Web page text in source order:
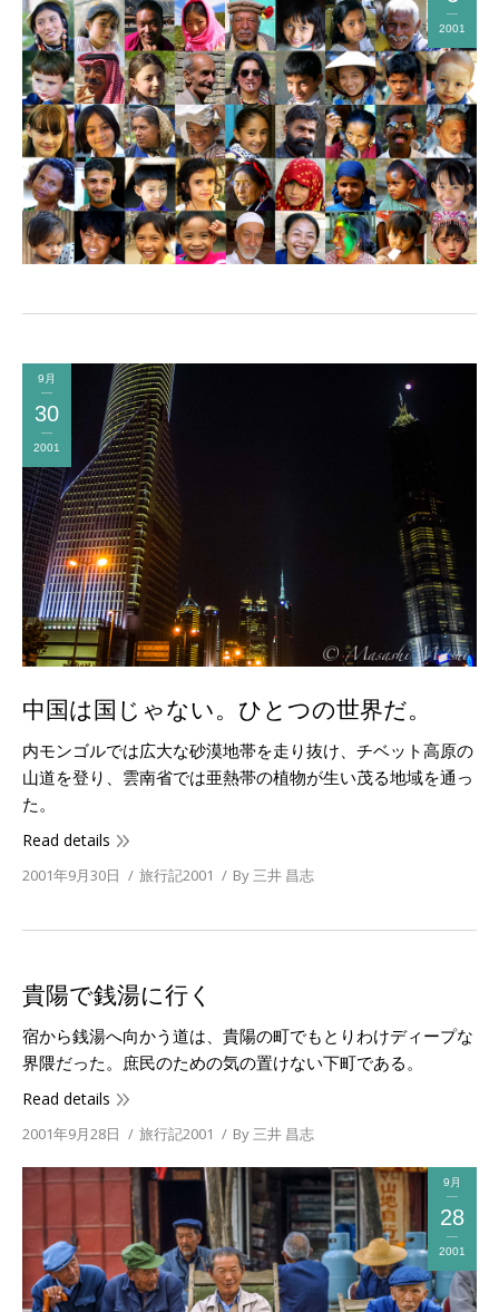
2001
9月
30
2001
中国は国じゃない。ひとつの世界だ。
内モンゴルでは広大な砂漠地帯を走り抜け、チベット高原の
山道を登り、雲南省では亜熱帯の植物が生い茂る地域を通っ
た。
Read details
2001年9月30日 旅行記2001 By 三井 昌志
貴陽で銭湯に行く
宿から銭湯へ向かう道は、貴陽の町でもとりわけディープな
界隈だった。庶民のための気の置けない下町である。
Read details
2001年9月28日 旅行記2001 By 三井 昌志
9月
28
2001